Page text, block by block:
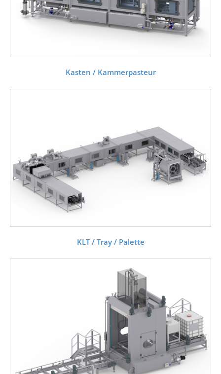
Kasten / Kammerpasteur
KLT / Tray / Palette